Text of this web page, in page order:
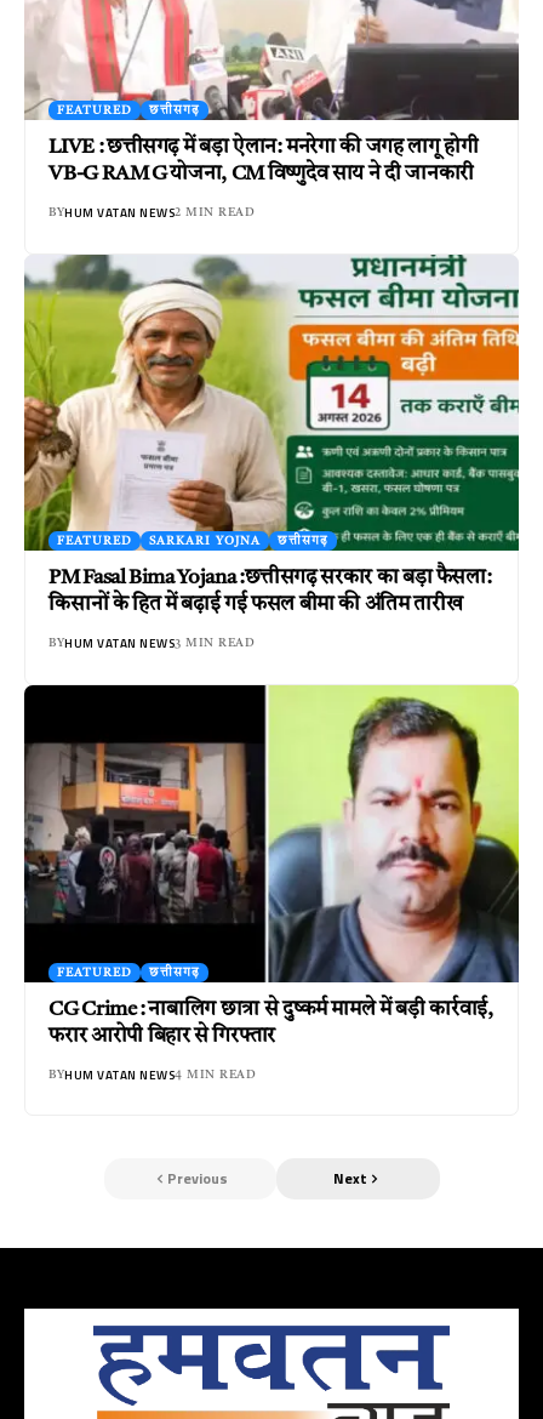
FEATURED छत्तीसगढ़
LIVE : छत्तीसगढ़ में बड़ा ऐलान: मनरेगा की जगह लागू होगी
VB-G RAM G योजना, CM विष्णुदेव साय ने दी जानकारी
BYHUM VATAN NEWS2 MIN READ
FEATURED SARKARI YOJNA छत्तीसगढ़
PM Fasal Bima Yojana :छत्तीसगढ़ सरकार का बड़ा फैसला:
किसानों के हित में बढ़ाई गई फसल बीमा की अंतिम तारीख
BYHUM VATAN NEWS3 MIN READ
FEATURED छत्तीसगढ़
CG Crime : नाबालिग छात्रा से दुष्कर्म मामले में बड़ी कार्रवाई,
फरार आरोपी बिहार से गिरफ्तार
BYHUM VATAN NEWS4 MIN READ
Previous Next